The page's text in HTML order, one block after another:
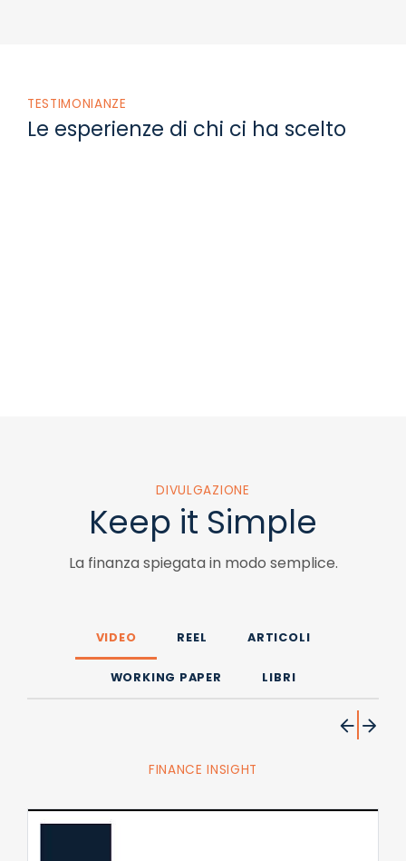
TESTIMONIANZE
Le esperienze di chi ci ha scelto
DIVULGAZIONE
Keep it Simple
La finanza spiegata in modo semplice.
VIDEO REEL ARTICOLI
WORKING PAPER LIBRI
FINANCE INSIGHT